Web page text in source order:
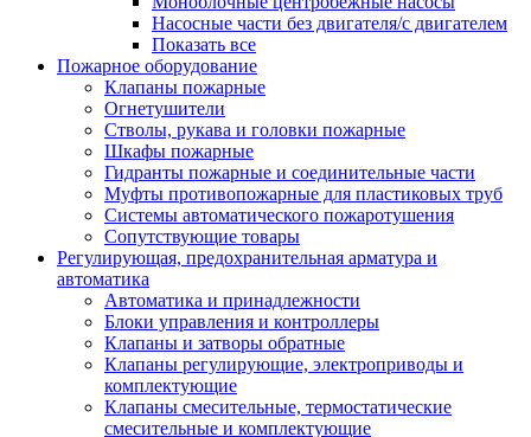
Насосные части без двигателя/с двигателем
Показать все
Пожарное оборудование
Клапаны пожарные
Огнетушители
Стволы, рукава и головки пожарные
Шкафы пожарные
Гидранты пожарные и соединительные части
Муфты противопожарные для пластиковых труб
Системы автоматического пожаротушения
Сопутствующие товары
Регулирующая, предохранительная арматура и
автоматика
Автоматика и принадлежности
Блоки управления и контроллеры
Клапаны и затворы обратные
Клапаны регулирующие, электроприводы и
комплектующие
Клапаны смесительные, термостатические
смесительные и комплектующие